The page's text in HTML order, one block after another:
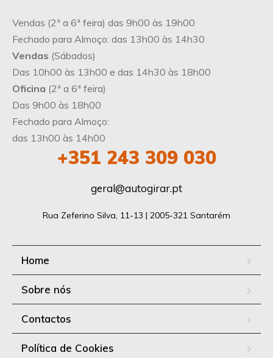
Vendas (2ª a 6ª feira) das 9h00 às 19h00
Fechado para Almoço: das 13h00 às 14h30
Vendas (Sábados)
Das 10h00 às 13h00 e das 14h30 às 18h00
Oficina (2ª a 6ª feira)
Das 9h00 às 18h00
Fechado para Almoço:
das 13h00 às 14h00
+351 243 309 030
geral@autogirar.pt
Rua Zeferino Silva, 11-13 | 2005-321 Santarém
Home
Sobre nós
Contactos
Política de Cookies